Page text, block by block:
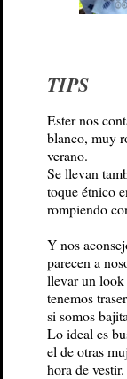
TIPS
Ester nos
blanco, muy
verano.
Se llevan
toque étnico
rompiendo
Y nos
parecen a
llevar un
tenemos
si somos
Lo ideal es
el de otras
hora de vestir.